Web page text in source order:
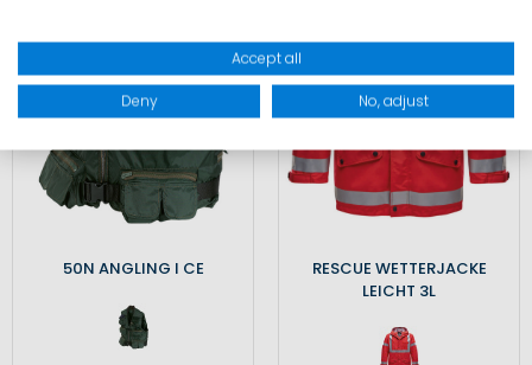
50N ANGLING I CE
RESCUE WETTERJACKE
LEICHT 3L
Accept all
Deny No, adjust